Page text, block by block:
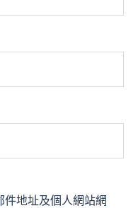
地址及個人網站網